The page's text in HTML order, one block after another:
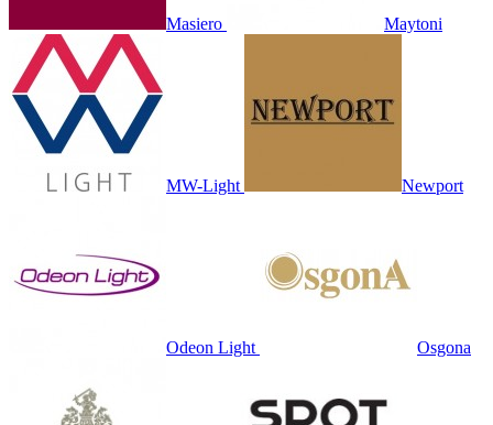
Masiero Maytoni
MW-Light Newport
Odeon Light Osgona